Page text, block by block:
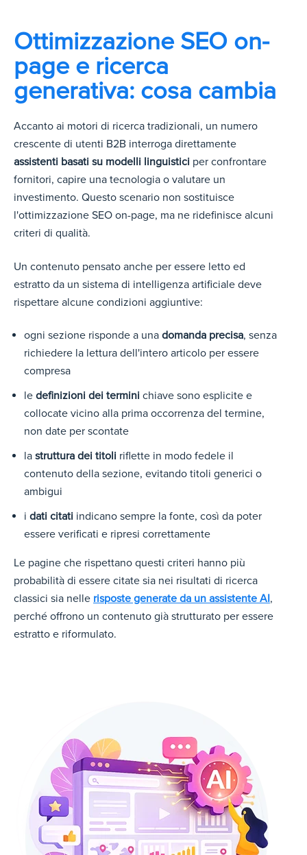
Ottimizzazione SEO on-
page e ricerca
generativa: cosa cambia
Accanto ai motori di ricerca tradizionali, un numero
crescente di utenti B2B interroga direttamente
assistenti basati su modelli linguistici per confrontare
fornitori, capire una tecnologia o valutare un
investimento. Questo scenario non sostituisce
l'ottimizzazione SEO on-page, ma ne ridefinisce alcuni
criteri di qualità.
Un contenuto pensato anche per essere letto ed
estratto da un sistema di intelligenza artificiale deve
rispettare alcune condizioni aggiuntive:
ogni sezione risponde a una domanda precisa, senza
richiedere la lettura dell'intero articolo per essere
compresa
le definizioni dei termini chiave sono esplicite e
collocate vicino alla prima occorrenza del termine,
non date per scontate
la struttura dei titoli riflette in modo fedele il
contenuto della sezione, evitando titoli generici o
ambigui
i dati citati indicano sempre la fonte, così da poter
essere verificati e ripresi correttamente
Le pagine che rispettano questi criteri hanno più
probabilità di essere citate sia nei risultati di ricerca
classici sia nelle risposte generate da un assistente AI,
perché offrono un contenuto già strutturato per essere
estratto e riformulato.